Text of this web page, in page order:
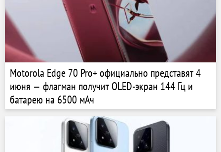
Motorola Edge 70 Pro+ официально представят 4
июня — флагман получит OLED-экран 144 Гц и
батарею на 6500 мАч